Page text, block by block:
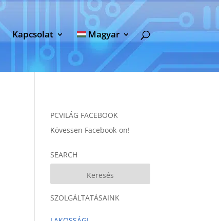
Kapcsolat Magyar
PCVILÁG FACEBOOK
Kövessen Facebook-on!
SEARCH
SZOLGÁLTATÁSAINK